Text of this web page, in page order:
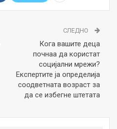
СЛЕДНО
Кога вашите деца
почнаа да користат
социјални мрежи?
Експертите ја определија
соодветната возраст за
да се избегне штетата